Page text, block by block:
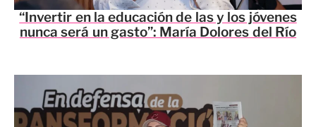
“Invertir en la educación de las y los jóvenes
nunca será un gasto”: María Dolores del Río